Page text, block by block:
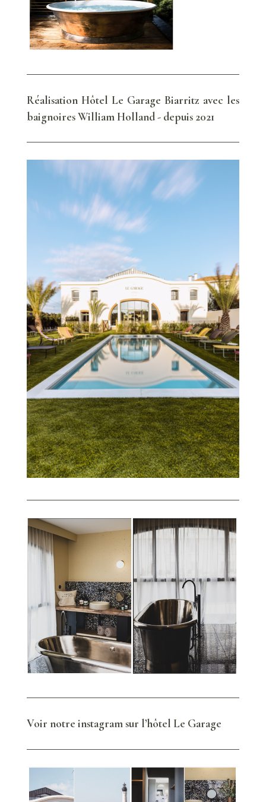
Réalisation Hôtel Le Garage Biarritz avec les
baignoires William Holland - depuis 2021
Voir notre instagram sur l’hôtel Le Garage